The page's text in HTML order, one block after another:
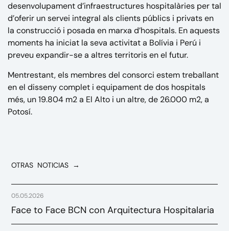
desenvolupament d’infraestructures hospitalàries per tal
d’oferir un servei integral als clients públics i privats en
la construcció i posada en marxa d’hospitals. En aquests
moments ha iniciat la seva activitat a Bolívia i Perú i
preveu expandir-se a altres territoris en el futur.
Mentrestant, els membres del consorci estem treballant
en el disseny complet i equipament de dos hospitals
més, un 19.804 m2 a El Alto i un altre, de 26.000 m2, a
Potosí.
OTRAS NOTICIAS →
Face to Face BCN con Arquitectura Hospitalaria
05.05.2026